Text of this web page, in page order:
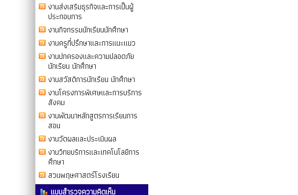
งานส่งเสริมธุรกิจและการเป็นผู้
ประกอบการ
งานกิจกรรมนักเรียนนักศึกษา
งานครูที่ปรึกษาและการแนะแนว
งานปกครองและความปลอดภัย
นักเรียน นักศึกษา
งานสวัสดิการนักเรียน นักศึกษา
งานโครงการพิเศษและการบริการ
สังคม
งานพัฒนาหลักสูตรการเรียนการ
สอน
งานวัดผลและประเมินผล
งานวิทยบริการและเทคโนโลยีการ
ศึกษา
สวนพฤษศาสตร์โรงเรียน
แบบสำรวจความคิดเห็น